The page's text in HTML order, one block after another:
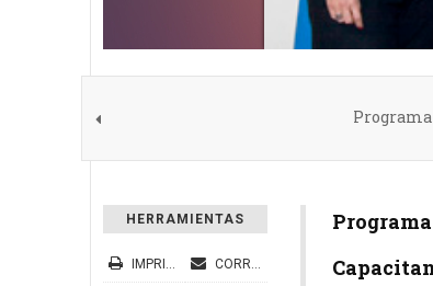
HERRAMIENTAS
IMPRIMIR CORREO ELECTRÓNICO